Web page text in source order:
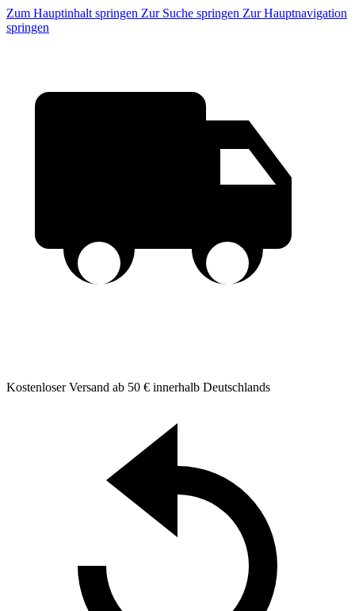
Zum Hauptinhalt springen Zur Suche springen Zur Hauptnavigation
springen
Kostenloser Versand ab 50 € innerhalb Deutschlands